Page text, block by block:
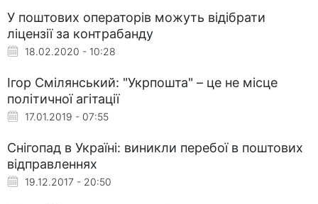
У поштових операторів можуть відібрати
ліцензії за контрабанду
18.02.2020 - 10:28
Ігор Смілянський: "Укрпошта" – це не місце
політичної агітації
17.01.2019 - 07:55
Снігопад в Україні: виникли перебої в поштових
відправленнях
19.12.2017 - 20:50